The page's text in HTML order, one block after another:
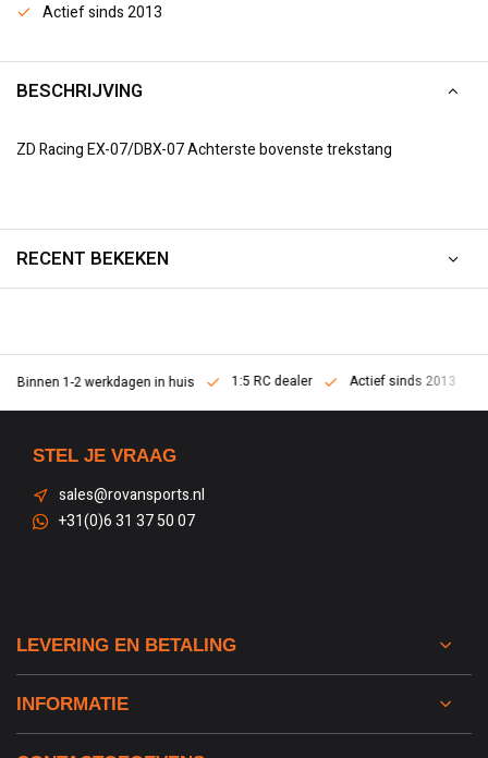
Actief sinds 2013
BESCHRIJVING
ZD Racing EX-07/DBX-07 Achterste bovenste trekstang
RECENT BEKEKEN
Binnen 1-2 werkdagen in huis 1:5 RC dealer Actief sinds 2013
STEL JE VRAAG
sales@rovansports.nl
+31(0)6 31 37 50 07
LEVERING EN BETALING
INFORMATIE